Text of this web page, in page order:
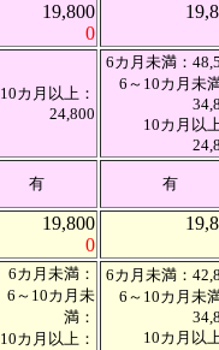
19,800
0
10カ月以上：
24,800
6カ月未満：
6～10カ月未
10カ月以
有 有
19,800
0
6カ月未満：
6～10カ月未
満：
10カ月以上：
6カ月未満：
6～10カ月未
10カ月以